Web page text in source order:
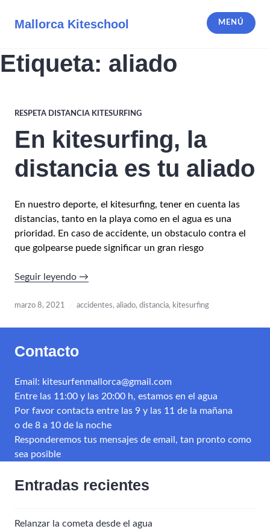
Mallorca Kiteschool MENÚ
Etiqueta: aliado
RESPETA DISTANCIA KITESURFING
En kitesurfing, la
distancia es tu aliado
En nuestro deporte, el kitesurfing, tener en cuenta las
distancias, tanto en la playa como en el agua es una
prioridad. En caso de accidente, un obstaculo contra el
que golpearse puede significar un gran riesgo
Seguir leyendo «En
la
→
marzo 8, 2021 accidentes, aliado, distancia, kitesurfing
Contacto
Email: kitesurfenmallorca@gmail.com
Entre las 11:00 y las 20:00 h, estamos en el agua
Por favor contacta entre las 9 y las 11 de la mañana
o de 8 a 10 de la noche
Responderemos tus mensajes de email, tan pronto como
sea posible
Entradas recientes
Relanzar la cometa desde el agua